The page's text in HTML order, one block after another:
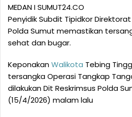
MEDAN I SUMUT24.CO
Penyidik Subdit Tipidkor
Polda Sumut memastikan
sehat dan bugar.
KeponakanWalikota Tebing
tersangka Operasi Tangkap
dilakukan Dit Reskrimsus Polda
(15/4/2026) malam lalu